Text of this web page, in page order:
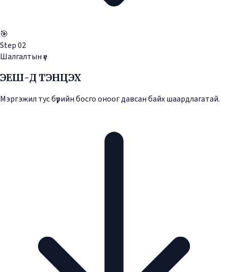
🎯
Step02
Шалгалтын үе
ЭЕШ-Д ТЭНЦЭХ
Мэргэжил тус бүрийн босго оноог давсан байх шаардлагатай.